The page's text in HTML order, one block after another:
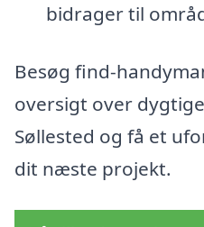
bidrager til
Besøg find-
oversigt over
Søllested og få et
dit næste projekt.